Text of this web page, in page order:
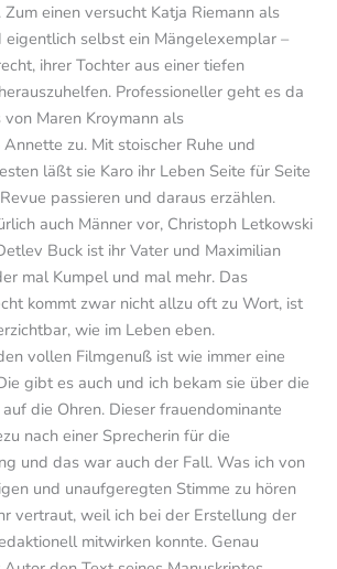
einen versucht Katja Riemann als
eigentlich selbst ein Mängelexemplar –
ihrer Tochter aus einer tiefen
Professioneller geht es da
Maren Kroymann als
zu. Mit stoischer Ruhe und
läßt sie Karo ihr Leben Seite für Seite
passieren und daraus erzählen.
auch Männer vor, Christoph Letkowski
Buck ist ihr Vater und Maximilian
mal Kumpel und mal mehr. Das
kommt zwar nicht allzu oft zu Wort, ist
wie im Leben eben.
vollen Filmgenuß ist wie immer eine
gibt es auch und ich bekam sie über die
die Ohren. Dieser frauendominante
nach einer Sprecherin für die
und das war auch der Fall. Was ich von
und unaufgeregten Stimme zu hören
vertraut, weil ich bei der Erstellung der
mitwirken konnte. Genau